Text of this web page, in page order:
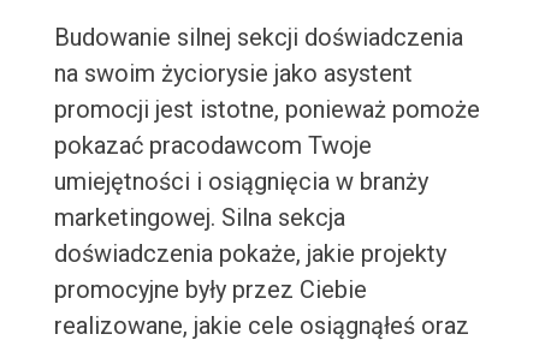
Budowanie silnej sekcji doświadczenia
na swoim życiorysie jako asystent
promocji jest istotne, ponieważ pomoże
pokazać pracodawcom Twoje
umiejętności i osiągnięcia w branży
marketingowej. Silna sekcja
doświadczenia pokaże, jakie projekty
promocyjne były przez Ciebie
realizowane, jakie cele osiągnąłeś oraz